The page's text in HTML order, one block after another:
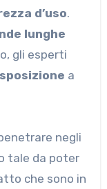
d’uso.
lunghe
gli esperti
a
negli
tale da poter
che sono in